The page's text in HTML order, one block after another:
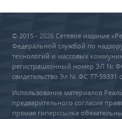
© 2015 - 2026 Сетевое издание
Федеральной службой по
технологий и массовых
регистрационный номер ЭЛ № ФС
свидетельство Эл № ФС 77-59331
Использование материалов
предварительного согласия
прямая гиперссылка